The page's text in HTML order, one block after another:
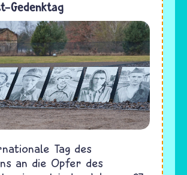
Gedenktag
Tag des
an die Opfer des